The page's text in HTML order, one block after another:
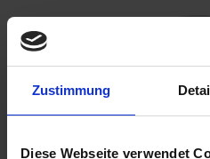
Zustimmung
Diese Webseite verwendet